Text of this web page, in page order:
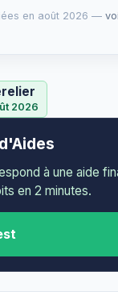
en août 2026 —
2026
à une aide
en 2 minutes.